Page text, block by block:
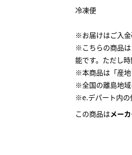
冷凍便
※お届けはご入金
※こちらの商品
能です。ただし
※本商品は「産地
※全国の離島地域
※e.デパート内の
この商品はメー